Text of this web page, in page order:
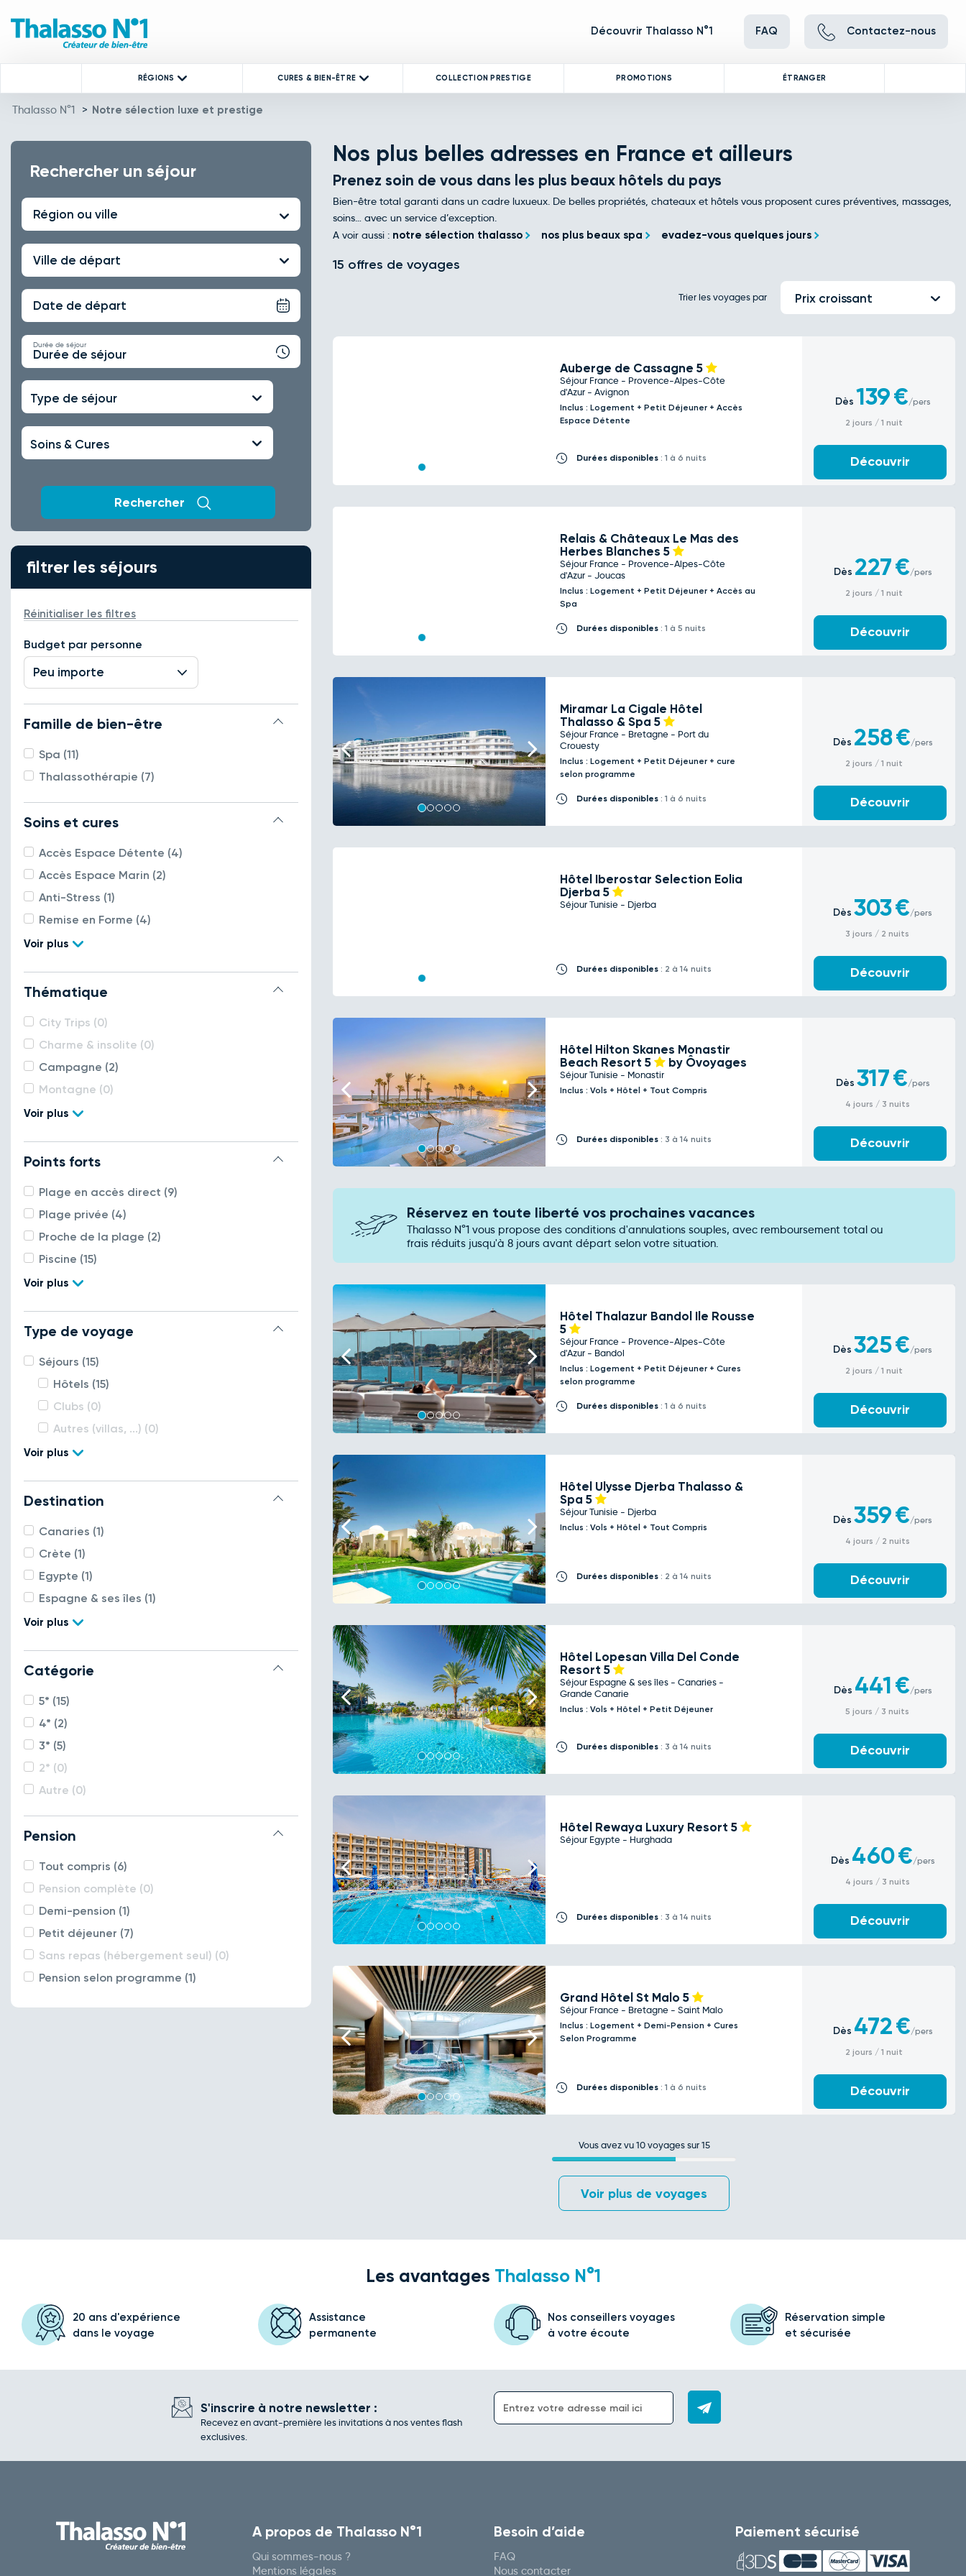
Découvrir Thalasso N°1 FAQ Contactez-nous
RÉGIONS CURES & BIEN-ÊTRE COLLECTION PRESTIGE PROMOTIONS ÉTRANGER
Thalasso N°1 > Notre sélection luxe et prestige
Rechercher un séjour
Région ou ville
Ville de départ
Durée de séjour
Durée de séjour
Type de séjour
Soins & Cures
Rechercher
filtrer les séjours
Réinitialiser les filtres
Budget par personne
Peu importe
Famille de bien-être
Spa (11)
Thalassothérapie (7)
Soins et cures
Accès Espace Détente (4)
Accès Espace Marin (2)
Anti-Stress (1)
Remise en Forme (4)
Voir plus
Thématique
City Trips (0)
Charme & insolite (0)
Campagne (2)
Montagne (0)
Voir plus
Points forts
Plage en accès direct (9)
Plage privée (4)
Proche de la plage (2)
Piscine (15)
Voir plus
Type de voyage
Séjours (15)
Hôtels (15)
Clubs (0)
Autres (villas, ...) (0)
Voir plus
Destination
Canaries (1)
Crète (1)
Egypte (1)
Espagne & ses îles (1)
Voir plus
Catégorie
5* (15)
4* (2)
3* (5)
2* (0)
Autre (0)
Pension
Tout compris (6)
Pension complète (0)
Demi-pension (1)
Petit déjeuner (7)
Sans repas (hébergement seul) (0)
Pension selon programme (1)
Nos plus belles adresses en France et ailleurs
Prenez soin de vous dans les plus beaux hôtels du pays
Bien-être total garanti dans un cadre luxueux. De belles propriétés, chateaux et hôtels vous proposent cures préventives, massages,
soins… avec un service d’exception.
A voir aussi : notre sélection thalasso nos plus beaux spa evadez-vous quelques jours
15 offres de voyages
Trier les voyages par Prix croissant
Next
Auberge de Cassagne 5
Séjour France - Provence-Alpes-Côte
d'Azur - Avignon
Inclus : Logement + Petit Déjeuner + Accès
Espace Détente
Durées disponibles: 1 à 6 nuits
Dès 139€/pers
2 jours / 1 nuit
Découvrir
Next
Relais & Châteaux Le Mas des
Herbes Blanches 5
Séjour France - Provence-Alpes-Côte
d'Azur - Joucas
Inclus : Logement + Petit Déjeuner + Accès au
Spa
Durées disponibles: 1 à 5 nuits
Dès 227€/pers
2 jours / 1 nuit
Découvrir
Previous Next
Miramar La Cigale Hôtel
Thalasso & Spa 5
Séjour France - Bretagne - Port du
Crouesty
Inclus : Logement + Petit Déjeuner + cure
selon programme
Durées disponibles: 1 à 6 nuits
Dès 258€/pers
2 jours / 1 nuit
Découvrir
Next
Hôtel Iberostar Selection Eolia
Djerba 5
Séjour Tunisie - Djerba
Durées disponibles: 2 à 14 nuits
Dès303€/pers
3 jours / 2 nuits
Découvrir
Previous Next
Hôtel Hilton Skanes Monastir
Beach Resort 5 by Ôvoyages
Séjour Tunisie - Monastir
Inclus : Vols + Hôtel + Tout Compris
Durées disponibles: 3 à 14 nuits
Dès 317€/pers
4 jours / 3 nuits
Découvrir
Réservez en toute liberté vos prochaines vacances
Thalasso N°1 vous propose des conditions d'annulations souples, avec remboursement total ou
frais réduits jusqu'à 8 jours avant départ selon votre situation.
Previous Next
Hôtel Thalazur Bandol Ile Rousse
5
Séjour France - Provence-Alpes-Côte
d'Azur - Bandol
Inclus : Logement + Petit Déjeuner + Cures
selon programme
Durées disponibles: 1 à 6 nuits
Dès325€/pers
2 jours / 1 nuit
Découvrir
Previous Next
Hôtel Ulysse Djerba Thalasso &
Spa 5
Séjour Tunisie - Djerba
Inclus : Vols + Hôtel + Tout Compris
Durées disponibles: 2 à 14 nuits
Dès359€/pers
4 jours / 2 nuits
Découvrir
Previous Next
Hôtel Lopesan Villa Del Conde
Resort 5
Séjour Espagne & ses îles - Canaries -
Grande Canarie
Inclus : Vols + Hôtel + Petit Déjeuner
Durées disponibles: 3 à 14 nuits
Dès 441€/pers
5 jours / 3 nuits
Découvrir
Previous
Hôtel Rewaya Luxury Resort 5
Séjour Egypte - Hurghada
Durées disponibles: 3 à 14 nuits
Dès 460€/pers
4 jours / 3 nuits
Découvrir
Previous Next
Grand Hôtel St Malo 5
Séjour France - Bretagne - Saint Malo
Inclus : Logement + Demi-Pension + Cures
Selon Programme
Durées disponibles: 1 à 6 nuits
Dès 472€/pers
2 jours / 1 nuit
Découvrir
Vous avez vu10voyages sur 15
Voir plus de voyages
Les avantages Thalasso N°1
20 ans d'expérience
dans le voyage
Assistance
permanente
Nos conseillers voyages
à votre écoute
Réservation simple
et sécurisée
S'inscrire à notre newsletter :
Recevez en avant-première les invitations à nos ventes flash
exclusives.
A propos de Thalasso N°1
Qui sommes-nous ?
Mentions légales
Besoin d’aide
FAQ
Nous contacter
Paiement sécurisé